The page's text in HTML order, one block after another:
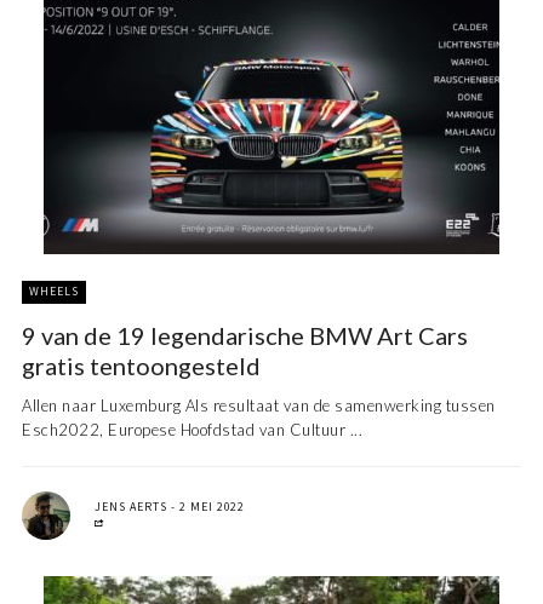
WHEELS
9 van de 19 legendarische BMW Art Cars
gratis tentoongesteld
Allen naar Luxemburg Als resultaat van de samenwerking tussen
Esch2022, Europese Hoofdstad van Cultuur ...
JENS AERTS 2 MEI 2022